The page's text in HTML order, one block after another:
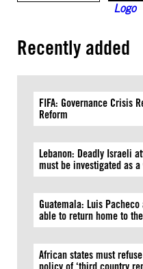
Recently added
FIFA: Governance Crisis
Reform
Lebanon: Deadly Israeli
must be investigated as
Guatemala: Luis
able to return home to
African states must